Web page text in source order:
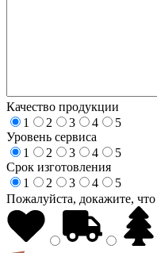
Качество продукции
1
2 3 4
5
Уровень сервиса
1
2 3 4
5
Срок изготовления
1
2 3 4
5
Пожалуйста, докажите,